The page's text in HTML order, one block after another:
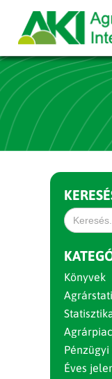
Search
for:
Könyvek
Éves